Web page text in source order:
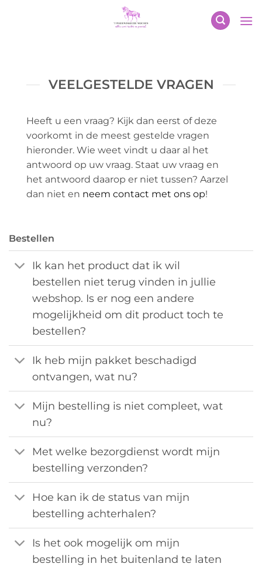
VEELGESTELDE VRAGEN
Heeft u een vraag? Kijk dan eerst of deze
voorkomt in de meest gestelde vragen
hieronder. Wie weet vindt u daar al het
antwoord op uw vraag. Staat uw vraag en
het antwoord daarop er niet tussen? Aarzel
dan niet en neem contact met ons op!
Bestellen
Ik kan het product dat ik wil
bestellen niet terug vinden in jullie
webshop. Is er nog een andere
mogelijkheid om dit product toch te
bestellen?
Ik heb mijn pakket beschadigd
ontvangen, wat nu?
Mijn bestelling is niet compleet, wat
nu?
Met welke bezorgdienst wordt mijn
bestelling verzonden?
Hoe kan ik de status van mijn
bestelling achterhalen?
Is het ook mogelijk om mijn
bestelling in het buitenland te laten